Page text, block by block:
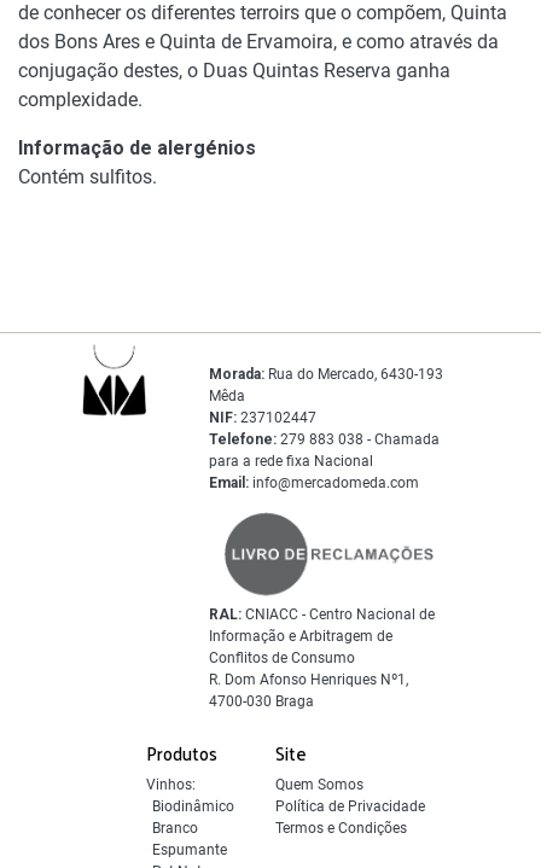
de conhecer os diferentes terroirs que o compõem, Quinta
dos Bons Ares e Quinta de Ervamoira, e como através da
conjugação destes, o Duas Quintas Reserva ganha
complexidade.
Informação de alergénios
Contém sulfitos.
Produtos
Vinhos:
Biodinâmico
Branco
Espumante
Site
Quem Somos
Política de Privacidade
Termos e Condições
Morada: Rua do Mercado, 6430-193
Mêda
NIF: 237102447
Telefone: 279 883 038 - Chamada
para a rede fixa Nacional
Email: info@mercadomeda.com
RAL: CNIACC - Centro Nacional de
Informação e Arbitragem de
Conflitos de Consumo
R. Dom Afonso Henriques Nº1,
4700-030 Braga